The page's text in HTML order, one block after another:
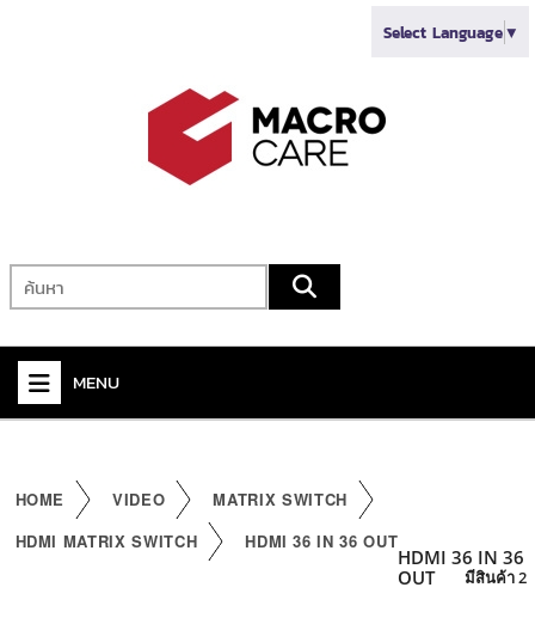
Select Language▼
MENU
AUDIO
+
KVM
HOME VIDEO
MATRIX SWITCH
HDMI MATRIX SWITCH
HDMI 36 IN 36 OUT
HDMI 36 IN 36
OUT
มีสินค้า 2